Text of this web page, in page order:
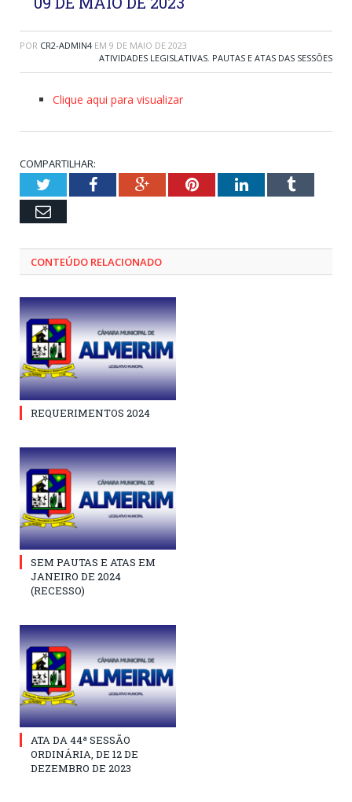
POR CR2-ADMIN4 EM 9 DE MAIO DE 2023
ATIVIDADES LEGISLATIVAS, PAUTAS E ATAS DAS SESSÕES
Clique aqui para visualizar
COMPARTILHAR:
TwitterFacebookGoogle+PinterestLinkedInTumblr
Email
CONTEÚDO RELACIONADO
REQUERIMENTOS 2024
SEM PAUTAS E ATAS EM
JANEIRO DE 2024
(RECESSO)
ATA DA 44ª SESSÃO
ORDINÁRIA, DE 12 DE
DEZEMBRO DE 2023